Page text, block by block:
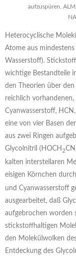
aufzuspüren.
Heterocyclische
Atome aus
Wasserstoff).
wichtige Bestandteile
den Theorien über
reichlich
Cyanwasserstoff,
eine von vier Basen
aus zwei Ringen
Glycolnitril (HOCH 2
kalten interstellaren
eisigen Körnchen
und Cyanwasserstoff
ausgearbeitet, daß
aufgebrochen worden
stickstoffhaltigen
den Molekülwolken
Entdeckung des